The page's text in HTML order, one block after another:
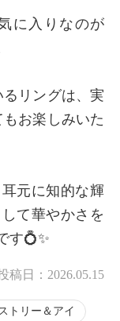
に入りなのが
リングは、実
お楽しみいた
元に知的な輝
て華やかさを
す💍✨
稿日： 2026.05.15
トリー＆アイ